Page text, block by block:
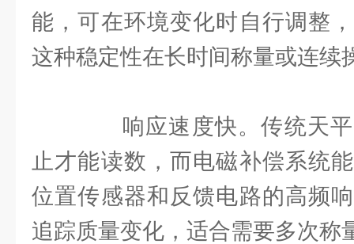
能，可在环境变化时自行调整
这种稳定性在长时间称量或连续
响应速度快。传统天平
止才能读数，而电磁补偿系统
位置传感器和反馈电路的高频
追踪质量变化，适合需要多次称